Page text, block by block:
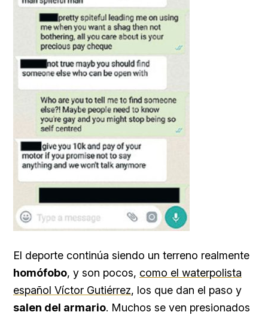
El deporte continúa siendo un terreno realmente
homófobo, y son pocos, como el waterpolista
español Víctor Gutiérrez, los que dan el paso y
salen del armario. Muchos se ven presionados